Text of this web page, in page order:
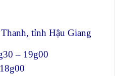
tỉnh Hậu Giang
– 19g00